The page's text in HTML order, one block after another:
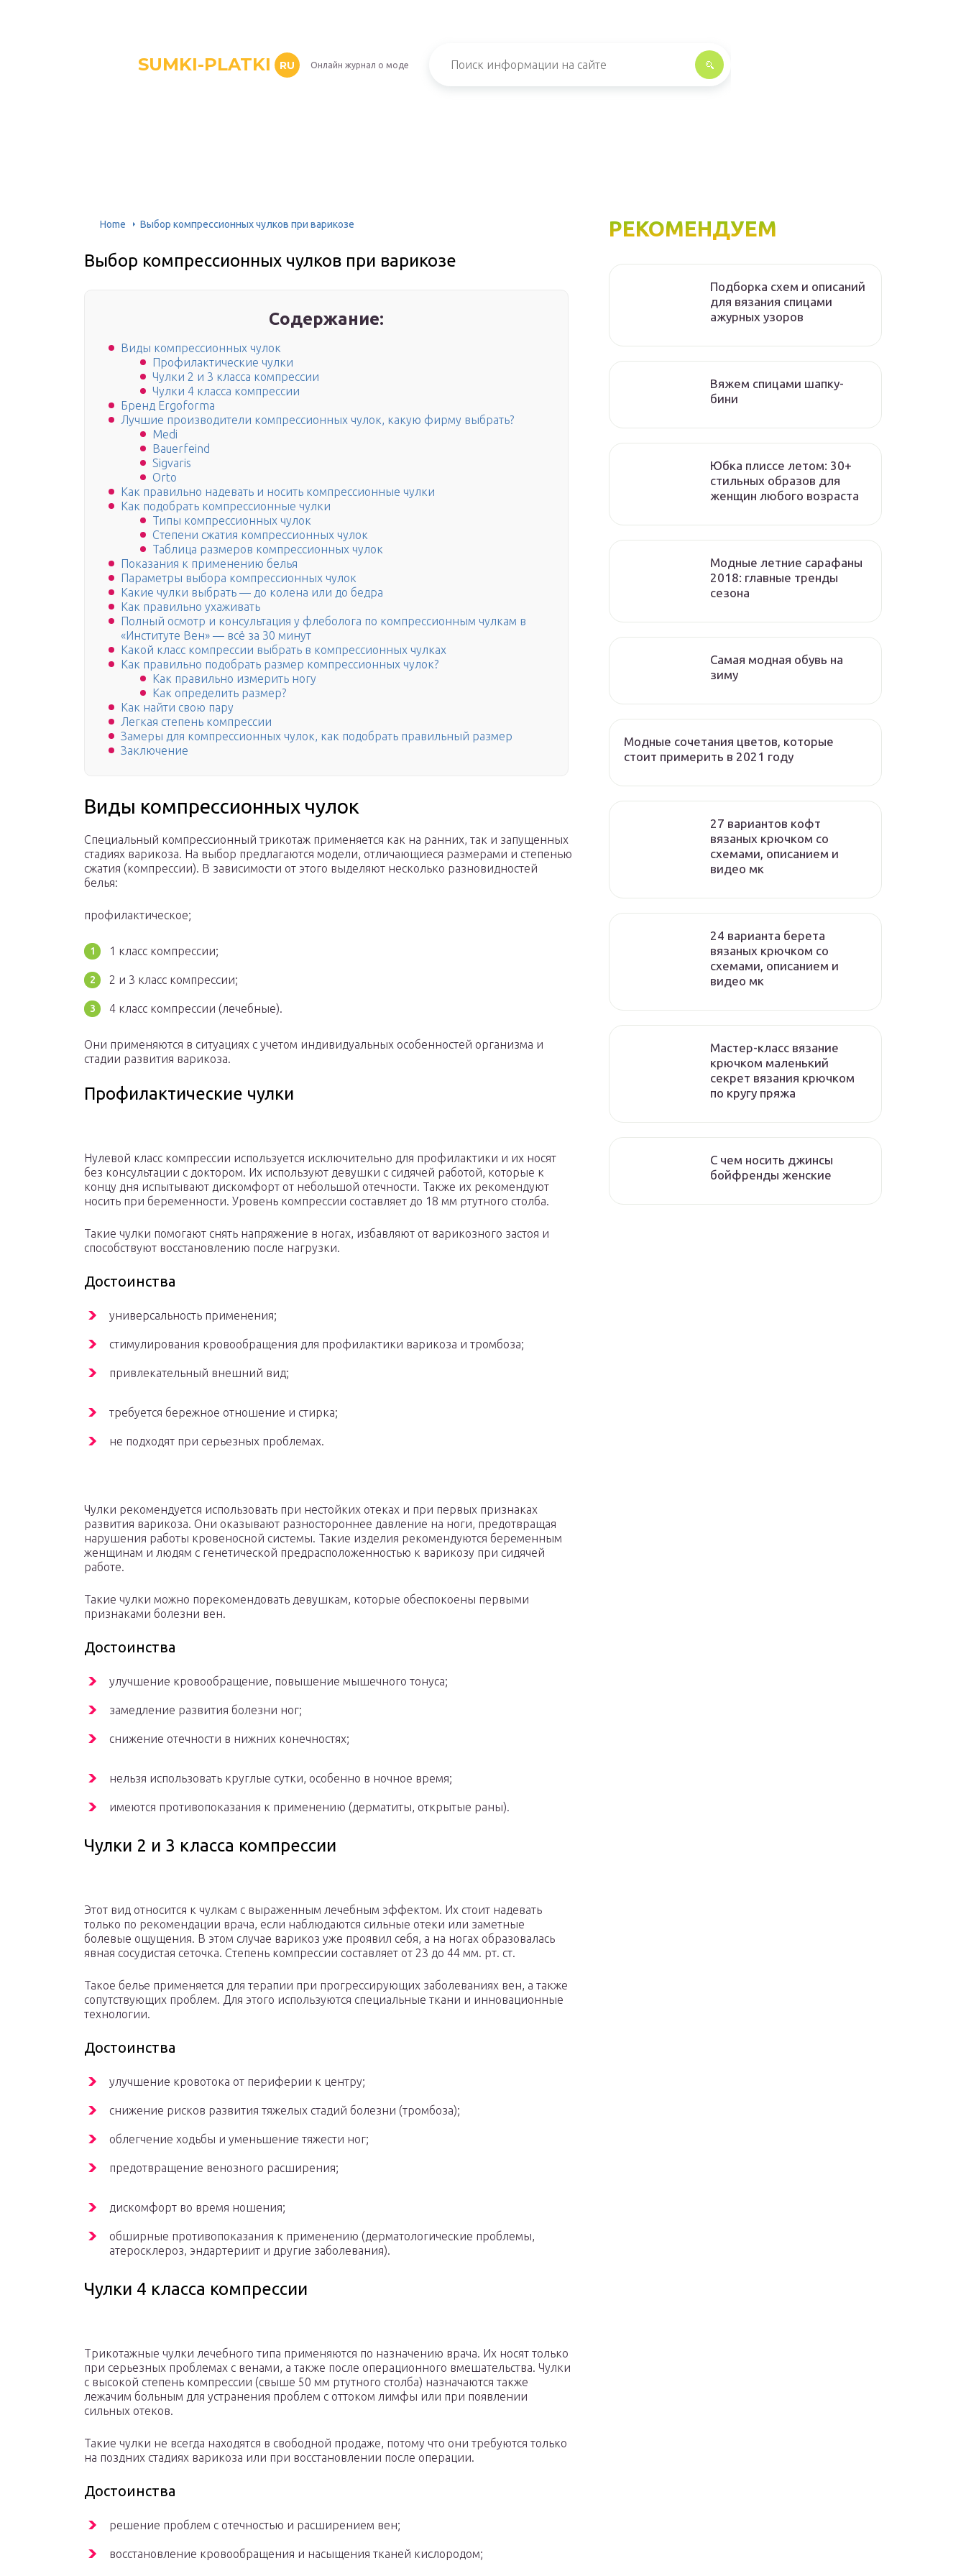
SUMKI-PLATKI RU Онлайн журнал о моде
Home Выбор компрессионных чулков при варикозе
Выбор компрессионных чулков при варикозе
Содержание:
Виды компрессионных чулок
Профилактические чулки
Чулки 2 и 3 класса компрессии
Чулки 4 класса компрессии
Бренд Ergoforma
Лучшие производители компрессионных чулок, какую фирму выбрать?
Medi
Bauerfeind
Sigvaris
Orto
Как правильно надевать и носить компрессионные чулки
Как подобрать компрессионные чулки
Типы компрессионных чулок
Степени сжатия компрессионных чулок
Таблица размеров компрессионных чулок
Показания к применению белья
Параметры выбора компрессионных чулок
Какие чулки выбрать — до колена или до бедра
Как правильно ухаживать
Полный осмотр и консультация у флеболога по компрессионным чулкам в
«Институте Вен» — всё за 30 минут
Какой класс компрессии выбрать в компрессионных чулках
Как правильно подобрать размер компрессионных чулок?
Как правильно измерить ногу
Как определить размер?
Как найти свою пару
Легкая степень компрессии
Замеры для компрессионных чулок, как подобрать правильный размер
Заключение
Виды компрессионных чулок
Специальный компрессионный трикотаж применяется как на ранних, так и запущенных
стадиях варикоза. На выбор предлагаются модели, отличающиеся размерами и степенью
сжатия (компрессии). В зависимости от этого выделяют несколько разновидностей
белья:
профилактическое;
1 класс компрессии;
2 и 3 класс компрессии;
4 класс компрессии (лечебные).
Они применяются в ситуациях с учетом индивидуальных особенностей организма и
стадии развития варикоза.
Профилактические чулки
Нулевой класс компрессии используется исключительно для профилактики и их носят
без консультации с доктором. Их используют девушки с сидячей работой, которые к
концу дня испытывают дискомфорт от небольшой отечности. Также их рекомендуют
носить при беременности. Уровень компрессии составляет до 18 мм ртутного столба.
Такие чулки помогают снять напряжение в ногах, избавляют от варикозного застоя и
способствуют восстановлению после нагрузки.
Достоинства
универсальность применения;
стимулирования кровообращения для профилактики варикоза и тромбоза;
привлекательный внешний вид;
требуется бережное отношение и стирка;
не подходят при серьезных проблемах.
Чулки рекомендуется использовать при нестойких отеках и при первых признаках
развития варикоза. Они оказывают разностороннее давление на ноги, предотвращая
нарушения работы кровеносной системы. Такие изделия рекомендуются беременным
женщинам и людям с генетической предрасположенностью к варикозу при сидячей
работе.
Такие чулки можно порекомендовать девушкам, которые обеспокоены первыми
признаками болезни вен.
Достоинства
улучшение кровообращение, повышение мышечного тонуса;
замедление развития болезни ног;
снижение отечности в нижних конечностях;
нельзя использовать круглые сутки, особенно в ночное время;
имеются противопоказания к применению (дерматиты, открытые раны).
Чулки 2 и 3 класса компрессии
Этот вид относится к чулкам с выраженным лечебным эффектом. Их стоит надевать
только по рекомендации врача, если наблюдаются сильные отеки или заметные
болевые ощущения. В этом случае варикоз уже проявил себя, а на ногах образовалась
явная сосудистая сеточка. Степень компрессии составляет от 23 до 44 мм. рт. ст.
Такое белье применяется для терапии при прогрессирующих заболеваниях вен, а также
сопутствующих проблем. Для этого используются специальные ткани и инновационные
технологии.
Достоинства
улучшение кровотока от периферии к центру;
снижение рисков развития тяжелых стадий болезни (тромбоза);
облегчение ходьбы и уменьшение тяжести ног;
предотвращение венозного расширения;
дискомфорт во время ношения;
обширные противопоказания к применению (дерматологические проблемы,
атеросклероз, эндартериит и другие заболевания).
Чулки 4 класса компрессии
Трикотажные чулки лечебного типа применяются по назначению врача. Их носят только
при серьезных проблемах с венами, а также после операционного вмешательства. Чулки
с высокой степень компрессии (свыше 50 мм ртутного столба) назначаются также
лежачим больным для устранения проблем с оттоком лимфы или при появлении
сильных отеков.
Такие чулки не всегда находятся в свободной продаже, потому что они требуются только
на поздних стадиях варикоза или при восстановлении после операции.
Достоинства
решение проблем с отечностью и расширением вен;
восстановление кровообращения и насыщения тканей кислородом;
РЕКОМЕНДУЕМ
Подборка схем и описаний
для вязания спицами
ажурных узоров
Вяжем спицами шапку-
бини
Юбка плиссе летом: 30+
стильных образов для
женщин любого возраста
Модные летние сарафаны
2018: главные тренды
сезона
Самая модная обувь на
зиму
Модные сочетания цветов, которые
стоит примерить в 2021 году
27 вариантов кофт
вязаных крючком со
схемами, описанием и
видео мк
24 варианта берета
вязаных крючком со
схемами, описанием и
видео мк
Мастер-класс вязание
крючком маленький
секрет вязания крючком
по кругу пряжа
С чем носить джинсы
бойфренды женские